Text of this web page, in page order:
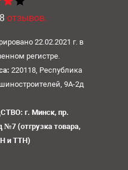
8 отзывов.
22.02.2021 г. в
регистре.
220118, Республика
9А-2д
г. Минск, пр.
№7 (отгрузка товара,
и ТТН)